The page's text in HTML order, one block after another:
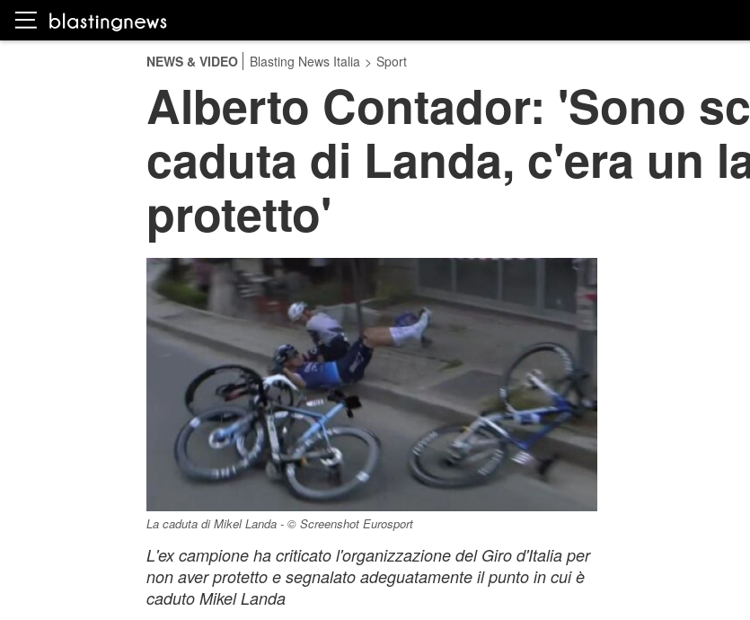
NEWS & VIDEO Blasting News Italia > Sport
Alberto Contador: 'Sono
caduta di Landa, c'era un
protetto'
La caduta di Mikel Landa - © Screenshot Eurosport
L'ex campione ha criticato l'organizzazione del Giro d'Italia per
non aver protetto e segnalato adeguatamente il punto in cui è
caduto Mikel Landa